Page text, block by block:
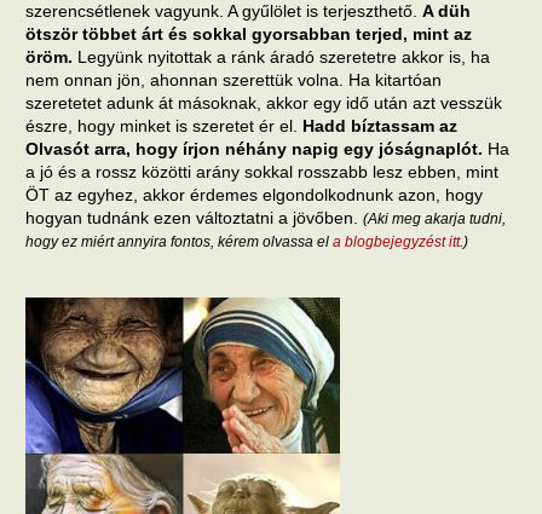
szerencsétlenek vagyunk. A gyűlölet is terjeszthető. A düh
ötször többet árt és sokkal gyorsabban terjed, mint az
öröm. Legyünk nyitottak a ránk áradó szeretetre akkor is, ha
nem onnan jön, ahonnan szerettük volna. Ha kitartóan
szeretetet adunk át másoknak, akkor egy idő után azt vesszük
észre, hogy minket is szeretet ér el. Hadd bíztassam az
Olvasót arra, hogy írjon néhány napig egy jóságnaplót. Ha
a jó és a rossz közötti arány sokkal rosszabb lesz ebben, mint
ÖT az egyhez, akkor érdemes elgondolkodnunk azon, hogy
hogyan tudnánk ezen változtatni a jövőben. (Aki meg akarja tudni,
hogy ez miért annyira fontos, kérem olvassa el a blogbejegyzést itt.)